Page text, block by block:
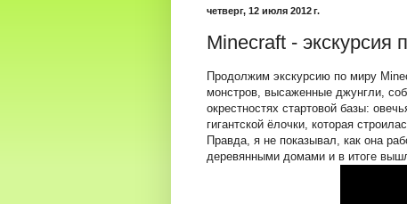
четверг, 12 июля 2012 г.
Minecraft - экскурсия
Продолжим экскурсию по миру
монстров, высаженные джунгли,
окрестностях стартовой базы:
гигантской ёлочки, которая
Правда, я не показывал, как она
деревянными домами и в итоге